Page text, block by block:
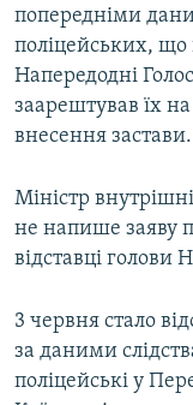
попередніми
поліцейських, що
Напередодні
заарештував їх
внесення застави.
Міністр
не напише заяву
відставці голови
3 червня стало
за даними
поліцейські у